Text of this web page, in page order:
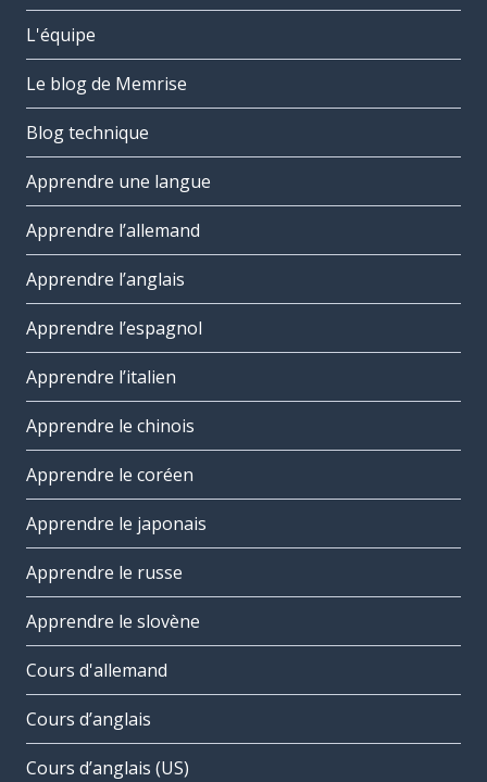
L'équipe
Le blog de Memrise
Blog technique
Apprendre une langue
Apprendre l’allemand
Apprendre l’anglais
Apprendre l’espagnol
Apprendre l’italien
Apprendre le chinois
Apprendre le coréen
Apprendre le japonais
Apprendre le russe
Apprendre le slovène
Cours d'allemand
Cours d’anglais
Cours d’anglais (US)